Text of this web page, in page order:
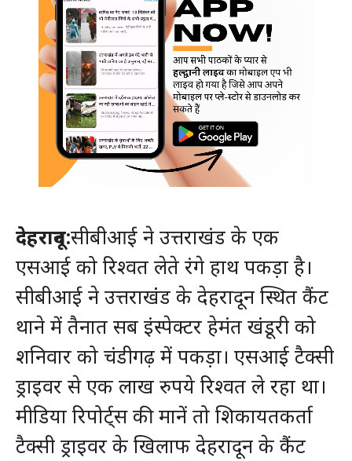
देहरादून:सीबीआई ने उत्तराखंड के एक
एसआई को रिश्वत लेते रंगे हाथ पकड़ा है।
सीबीआई ने उत्तराखंंड के देहरादून स्थित कैंट
थाने में तैनात सब इंस्पेक्टर हेमंत खंडूरी को
शनिवार को चंडीगढ़ में पकड़ा। एसआई टैक्सी
ड्राइवर से एक लाख रुपये रिश्वत ले रहा था।
मीडिया रिपोर्ट्स की मानें तो शिकायतकर्ता
टैक्सी ड्राइवर के खिलाफ देहरादून के कैंट